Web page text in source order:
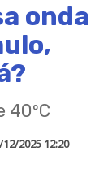
onda
40ºC
12/2025 12:20